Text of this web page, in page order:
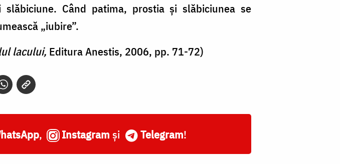
Când patima, prostia și slăbiciunea se
„iubire”.
lacului, Editura Anestis, 2006, pp. 71-72)
, Instagram și Telegram!